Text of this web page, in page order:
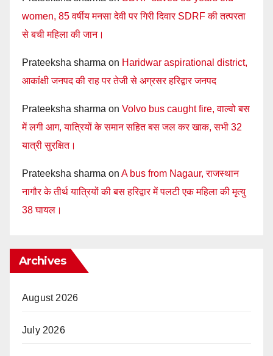
women, 85 वर्षीय मनसा देवी पर गिरी दिवार SDRF की तत्परता
से बची महिला की जान।
Prateeksha sharma on Haridwar aspirational district,
आकांक्षी जनपद की राह पर तेजी से अग्रसर हरिद्वार जनपद
Prateeksha sharma on Volvo bus caught fire, वाल्वो बस
में लगी आग, यात्रियों के समान सहित बस जल कर खाक, सभी 32
यात्री सुरक्षित।
Prateeksha sharma on A bus from Nagaur, राजस्थान
नागौर के तीर्थ यात्रियों की बस हरिद्वार में पलटी एक महिला की मृत्यु
38 घायल।
Archives
August 2026
July 2026